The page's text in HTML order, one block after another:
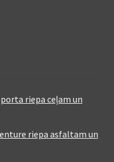
riepa ceļam un
riepa asfaltam un